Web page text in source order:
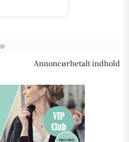
Annoncørbetalt indhold